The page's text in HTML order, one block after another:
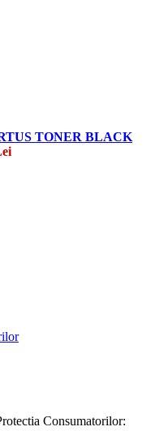
TONER BLACK
Consumatorilor: